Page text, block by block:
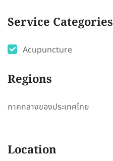
Service Categories
Acupuncture
Regions
ภาคกลางของประเทศไทย
Location